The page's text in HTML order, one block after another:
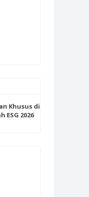
Khusus di
ESG 2026